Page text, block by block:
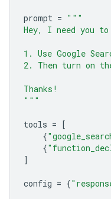
prompt = """
Hey, I need you
1. Use Google
2. Then turn on
Thanks!
"""
tools = [
{
{
]
config = {